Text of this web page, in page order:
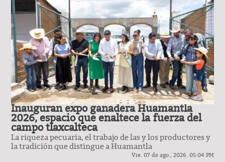
Inauguran expo ganadera Huamantla
2026, espacio que enaltece la fuerza del
campo tlaxcalteca
La riqueza pecuaria, el trabajo de las y los productores y
la tradición que distingue a Huamantla
Vie. 07 de ago., 2026. 05:04 PM